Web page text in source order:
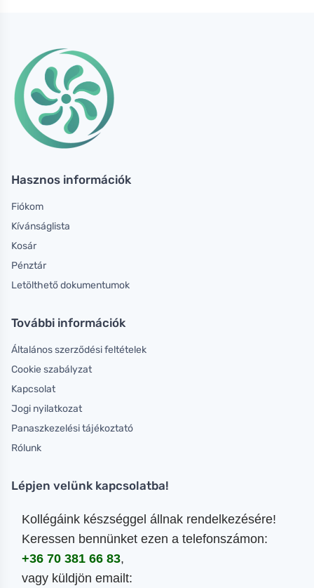
Hasznos információk
Fiókom
Kívánságlista
Kosár
Pénztár
Letölthető dokumentumok
További információk
Általános szerződési feltételek
Cookie szabályzat
Kapcsolat
Jogi nyilatkozat
Panaszkezelési tájékoztató
Rólunk
Lépjen velünk kapcsolatba!
Kollégáink készséggel állnak rendelkezésére!
Keressen bennünket ezen a telefonszámon:
+36 70 381 66 83,
vagy küldjön emailt: